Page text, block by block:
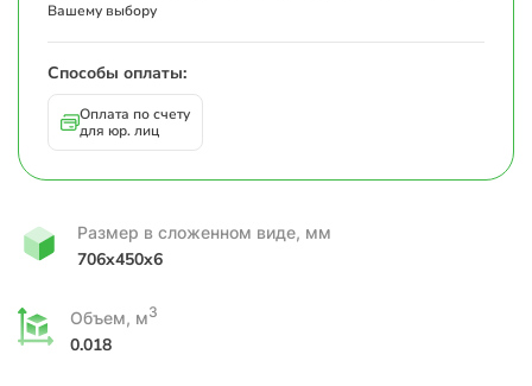
Вашему выбору
Способы оплаты:
Оплата по счету
для юр. лиц
Размер в сложенном виде, мм
706x450x6
Объем, м3
0.018